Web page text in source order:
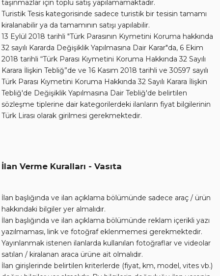
taşınmazlar için toplu satış yapılamamaktadır.
Turistik Tesis kategorisinde sadece turistik bir tesisin tamamı
kiralanabilir ya da tamamının satışı yapılabilir.
13 Eylül 2018 tarihli "Türk Parasının Kıymetini Koruma hakkında
32 sayılı Kararda Değişiklik Yapılmasına Dair Karar"da, 6 Ekim
2018 tarihli “Türk Parası Kıymetini Koruma Hakkında 32 Sayılı
Karara İlişkin Tebliğ”de ve 16 Kasım 2018 tarihli ve 30597 sayılı
Türk Parası Kıymetini Koruma Hakkında 32 Sayılı Karara İlişkin
Tebliğ'de Değişiklik Yapılmasına Dair Tebliğ'de belirtilen
sözleşme tiplerine dair kategorilerdeki ilanların fiyat bilgilerinin
Türk Lirası olarak girilmesi gerekmektedir.
İlan Verme Kuralları - Vasıta
İlan başlığında ve ilan açıklama bölümünde sadece araç / ürün
hakkındaki bilgiler yer almalıdır.
İlan başlığında ve ilan açıklama bölümünde reklam içerikli yazı
yazılmaması, link ve fotoğraf eklenmemesi gerekmektedir.
Yayınlanmak istenen ilanlarda kullanılan fotoğraflar ve videolar
satılan / kiralanan araca ürüne ait olmalıdır.
İlan girişlerinde belirtilen kriterlerde (fiyat, km, model, vites vb.)